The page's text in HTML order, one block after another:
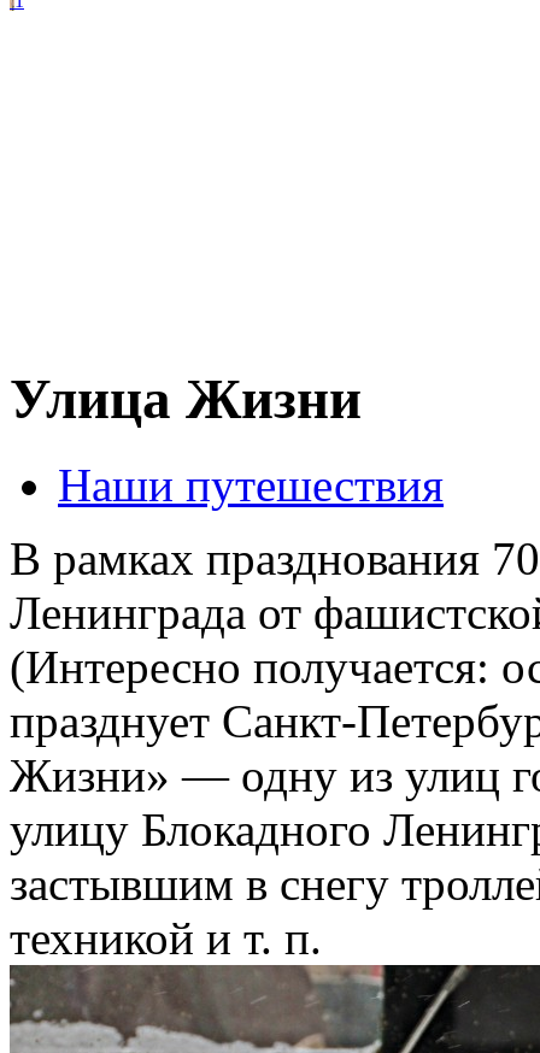
Улица Жизни
Наши путешествия
В рамках празднования
Ленинграда от
(Интересно получается:
празднует Санкт-
Жизни» — одну из улиц
улицу Блокадного
застывшим в снегу
техникой и т. п.